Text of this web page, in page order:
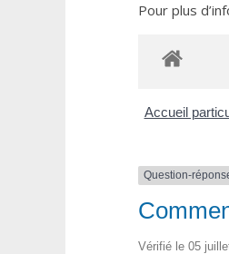
Pour plus
Accueil
Question-
Vérifié le 05